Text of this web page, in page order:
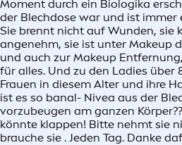
Moment durch ein Biologika
der Blechdose war und ist immer
Sie brennt nicht auf Wunden, sie
angenehm, sie ist unter Makeup
und auch zur Makeup
für alles. Und zu den Ladies über
Frauen in diesem Alter und ihre
ist es so banal- Nivea aus der
vorzubeugen am ganzen
könnte klappen! Bitte nehmt sie
brauche sie . Jeden Tag. Danke